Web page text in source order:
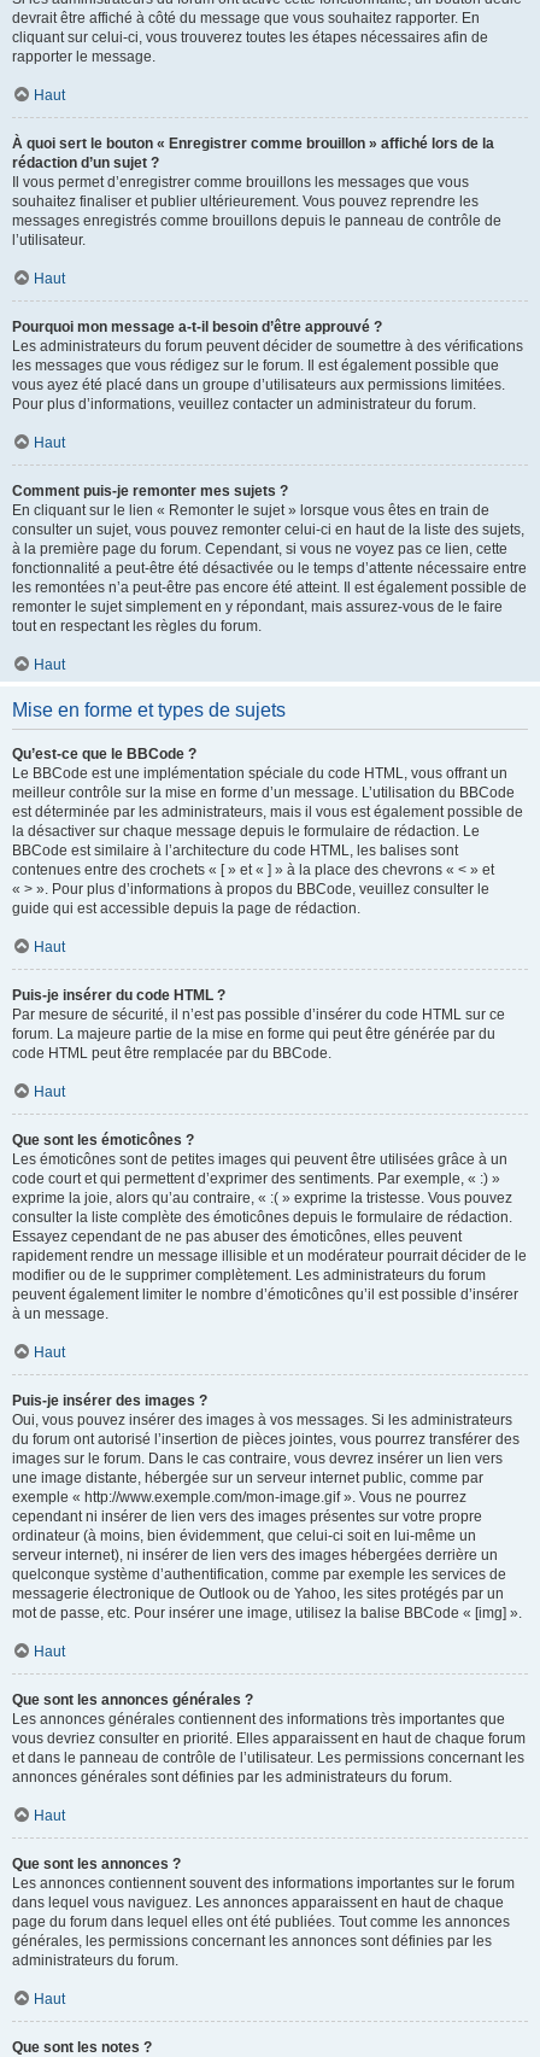
devrait être affiché à côté du message que vous souhaitez rapporter. En
cliquant sur celui-ci, vous trouverez toutes les étapes nécessaires afin de
rapporter le message.
Haut
À quoi sert le bouton « Enregistrer comme brouillon » affiché lors de la
rédaction d’un sujet ?
Il vous permet d’enregistrer comme brouillons les messages que vous
souhaitez finaliser et publier ultérieurement. Vous pouvez reprendre les
messages enregistrés comme brouillons depuis le panneau de contrôle de
l’utilisateur.
Haut
Pourquoi mon message a-t-il besoin d’être approuvé ?
Les administrateurs du forum peuvent décider de soumettre à des vérifications
les messages que vous rédigez sur le forum. Il est également possible que
vous ayez été placé dans un groupe d’utilisateurs aux permissions limitées.
Pour plus d’informations, veuillez contacter un administrateur du forum.
Haut
Comment puis-je remonter mes sujets ?
En cliquant sur le lien « Remonter le sujet » lorsque vous êtes en train de
consulter un sujet, vous pouvez remonter celui-ci en haut de la liste des sujets,
à la première page du forum. Cependant, si vous ne voyez pas ce lien, cette
fonctionnalité a peut-être été désactivée ou le temps d’attente nécessaire entre
les remontées n’a peut-être pas encore été atteint. Il est également possible de
remonter le sujet simplement en y répondant, mais assurez-vous de le faire
tout en respectant les règles du forum.
Haut
Mise en forme et types de sujets
Qu’est-ce que le BBCode ?
Le BBCode est une implémentation spéciale du code HTML, vous offrant un
meilleur contrôle sur la mise en forme d’un message. L’utilisation du BBCode
est déterminée par les administrateurs, mais il vous est également possible de
la désactiver sur chaque message depuis le formulaire de rédaction. Le
BBCode est similaire à l’architecture du code HTML, les balises sont
contenues entre des crochets « [ » et « ] » à la place des chevrons « < » et
« > ». Pour plus d’informations à propos du BBCode, veuillez consulter le
guide qui est accessible depuis la page de rédaction.
Haut
Puis-je insérer du code HTML ?
Par mesure de sécurité, il n’est pas possible d’insérer du code HTML sur ce
forum. La majeure partie de la mise en forme qui peut être générée par du
code HTML peut être remplacée par du BBCode.
Haut
Que sont les émoticônes ?
Les émoticônes sont de petites images qui peuvent être utilisées grâce à un
code court et qui permettent d’exprimer des sentiments. Par exemple, « :) »
exprime la joie, alors qu’au contraire, « :( » exprime la tristesse. Vous pouvez
consulter la liste complète des émoticônes depuis le formulaire de rédaction.
Essayez cependant de ne pas abuser des émoticônes, elles peuvent
rapidement rendre un message illisible et un modérateur pourrait décider de le
modifier ou de le supprimer complètement. Les administrateurs du forum
peuvent également limiter le nombre d’émoticônes qu’il est possible d’insérer
à un message.
Haut
Puis-je insérer des images ?
Oui, vous pouvez insérer des images à vos messages. Si les administrateurs
du forum ont autorisé l’insertion de pièces jointes, vous pourrez transférer des
images sur le forum. Dans le cas contraire, vous devrez insérer un lien vers
une image distante, hébergée sur un serveur internet public, comme par
exemple « http://www.exemple.com/mon-image.gif ». Vous ne pourrez
cependant ni insérer de lien vers des images présentes sur votre propre
ordinateur (à moins, bien évidemment, que celui-ci soit en lui-même un
serveur internet), ni insérer de lien vers des images hébergées derrière un
quelconque système d’authentification, comme par exemple les services de
messagerie électronique de Outlook ou de Yahoo, les sites protégés par un
mot de passe, etc. Pour insérer une image, utilisez la balise BBCode « [img] ».
Haut
Que sont les annonces générales ?
Les annonces générales contiennent des informations très importantes que
vous devriez consulter en priorité. Elles apparaissent en haut de chaque forum
et dans le panneau de contrôle de l’utilisateur. Les permissions concernant les
annonces générales sont définies par les administrateurs du forum.
Haut
Que sont les annonces ?
Les annonces contiennent souvent des informations importantes sur le forum
dans lequel vous naviguez. Les annonces apparaissent en haut de chaque
page du forum dans lequel elles ont été publiées. Tout comme les annonces
générales, les permissions concernant les annonces sont définies par les
administrateurs du forum.
Haut
Que sont les notes ?